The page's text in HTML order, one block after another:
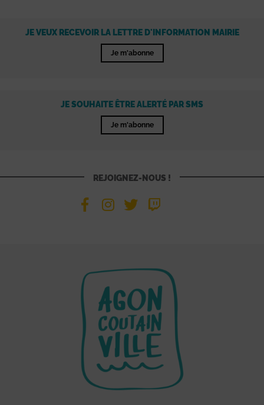
JE VEUX RECEVOIR LA LETTRE D'INFORMATION MAIRIE
Je m'abonne
JE SOUHAITE ÊTRE ALERTÉ PAR SMS
Je m'abonne
REJOIGNEZ-NOUS !